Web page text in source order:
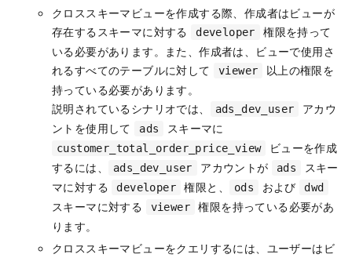
クロススキーマビューを作成する際、作成者はビューが
存在するスキーマに対する
developer
権限を持って
いる必要があります。また、作成者は、ビューで使用さ
れるすべてのテーブルに対して
viewer
以上の権限を
持っている必要があります。
説明されているシナリオでは、
ads_dev_user
アカウ
ントを使用して
ads スキーマに
customer_total_order_price_view
ビューを作成
するには、
ads_dev_user アカウントが ads
スキー
マに対する
developer 権限と、 ods および dwd
スキーマに対する viewer
権限を持っている必要があ
ります。
クロススキーマビューをクエリするには、ユーザーはビ